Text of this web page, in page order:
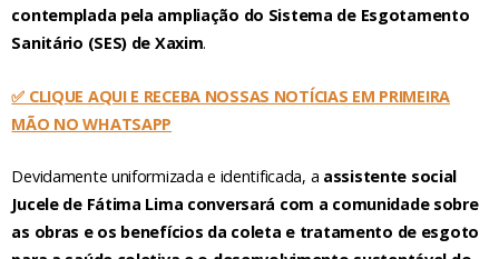
contemplada pela ampliação do Sistema de Esgotamento
Sanitário (SES) de Xaxim.
✅ CLIQUE AQUI E RECEBA NOSSAS NOTÍCIAS EM PRIMEIRA
MÃO NO WHATSAPP
Devidamente uniformizada e identificada, a assistente social
Jucele de Fátima Lima conversará com a comunidade sobre
as obras e os benefícios da coleta e tratamento de esgoto